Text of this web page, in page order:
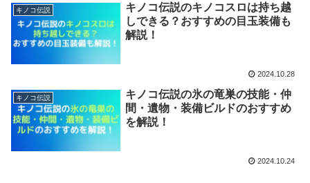
キノコ伝説
キノコ伝説のキノコスロは持ち越
しできる？おすすめの目玉装備も
解説！
2024.10.28
キノコ伝説
キノコ伝説の氷の竜巣の技能・仲
間・遺物・装備ビルドのおすすめ
を解説！
2024.10.24